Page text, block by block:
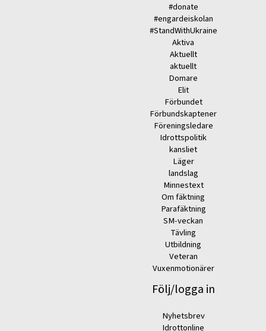
#donate
#engardeiskolan
#StandWithUkraine
Aktiva
Aktuellt
aktuellt
Domare
Elit
Förbundet
Förbundskaptener
Föreningsledare
Idrottspolitik
kansliet
Läger
landslag
Minnestext
Om fäktning
Parafäktning
SM-veckan
Tävling
Utbildning
Veteran
Vuxenmotionärer
Följ/logga in
Nyhetsbrev
Idrottonline